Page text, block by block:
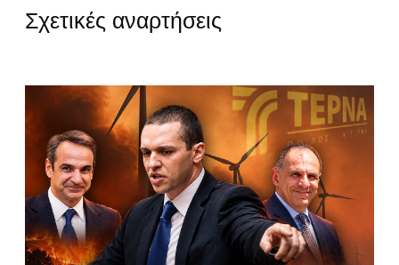
Σχετικές αναρτήσεις